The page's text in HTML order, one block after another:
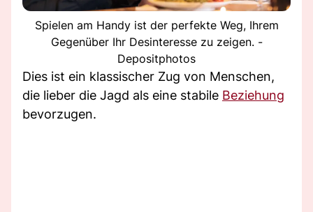
Spielen am Handy ist der perfekte Weg, Ihrem
Gegenüber Ihr Desinteresse zu zeigen. -
Depositphotos
Dies ist ein klassischer Zug von Menschen,
die lieber die Jagd als eine stabile Beziehung
bevorzugen.